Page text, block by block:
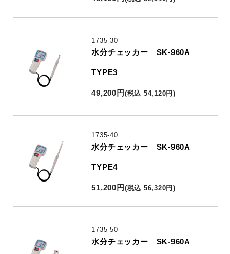
1735-30
水分チェッカー SK-960A
TYPE3
49,200 円 (税込 54,120円)
1735-40
水分チェッカー SK-960A
TYPE4
51,200 円 (税込 56,320円)
1735-50
水分チェッカー SK-960A